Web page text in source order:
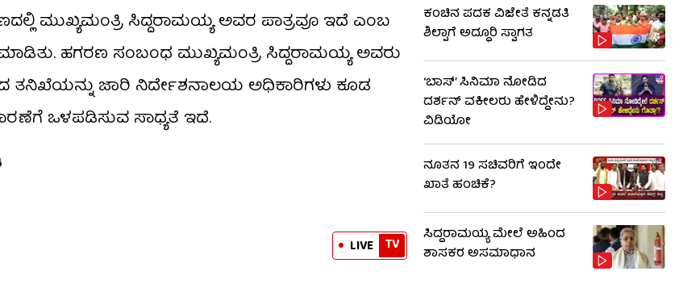
ಮುಖ್ಯಮಂತ್ರಿ ಸಿದ್ದರಾಮಯ್ಯ ಅವರ ಪಾತ್ರವೂ ಇದೆ ಎಂಬ
ಮಾಡಿತು. ಹಗರಣ ಸಂಬಂಧ ಮುಖ್ಯಮಂತ್ರಿ ಸಿದ್ದರಾಮಯ್ಯ ಅವರು
ತನಿಖೆಯನ್ನು ಜಾರಿ ನಿರ್ದೇಶನಾಲಯ ಅಧಿಕಾರಿಗಳು ಕೂಡ
ಒಳಪಡಿಸುವ ಸಾಧ್ಯತೆ ಇದೆ.
LIVE TV
ಕಂಚಿನ ಪದಕ ವಿಜೇತೆ ಕನ್ನಡತಿ
ಶಿಲ್ಪಾಗೆ ಅದ್ಧೂರಿ ಸ್ವಾಗತ
‘ಬಾಸ್’ ಸಿನಿಮಾ ನೋಡಿದ
ದರ್ಶನ್ ವಕೀಲರು ಹೇಳಿದ್ದೇನು?
ವಿಡಿಯೋ
ನೂತನ 19 ಸಚಿವರಿಗೆ ಇಂದೇ
ಖಾತೆ ಹಂಚಿಕೆ?
ಸಿದ್ದರಾಮಯ್ಯ ಮೇಲೆ ಅಹಿಂದ
ಶಾಸಕರ ಅಸಮಾಧಾನ